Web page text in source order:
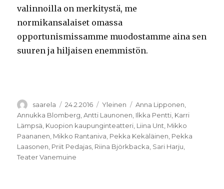
valinnoilla on merkitystä, me
normikansalaiset omassa
opportunismissamme muodostamme aina sen
suuren ja hiljaisen enemmistön.
Kirjoittaja
saarela Julkaistu
24.2.2016 Kategoriat
Yleinen Avainsanat
Anna Lipponen
Annukka Blomberg ,Antti Launonen Ilkka Pentti Karri
Lämpsä Kuopion kaupunginteatteri Liina Unt Mikko
Paananen Mikko Rantaniva Pekka Kekäläinen Pekka
Laasonen Priit Pedajas Riina Björkbacka Sari Harju
Teater Vanemuine